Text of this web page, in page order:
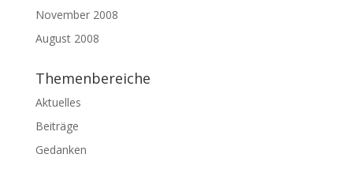
November 2008
August 2008
Themenbereiche
Aktuelles
Beiträge
Gedanken